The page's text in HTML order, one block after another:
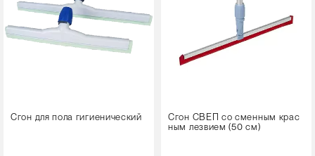
Сгон для пола гигиенический
Сгон СВЕП со сменным крас
ным лезвием (50 см)